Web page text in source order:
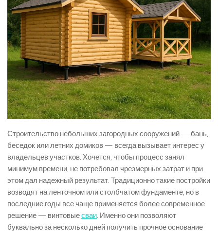
Строительство небольших загородных сооружений — бань,
беседок или летних домиков — всегда вызывает интерес у
владельцев участков. Хочется, чтобы процесс занял
минимум времени, не потребовал чрезмерных затрат и при
этом дал надежный результат. Традиционно такие постройки
возводят на ленточном или столбчатом фундаменте, но в
последние годы все чаще применяется более современное
решение — винтовыесваи. Именно они позволяют
буквально за несколько дней получить прочное основание